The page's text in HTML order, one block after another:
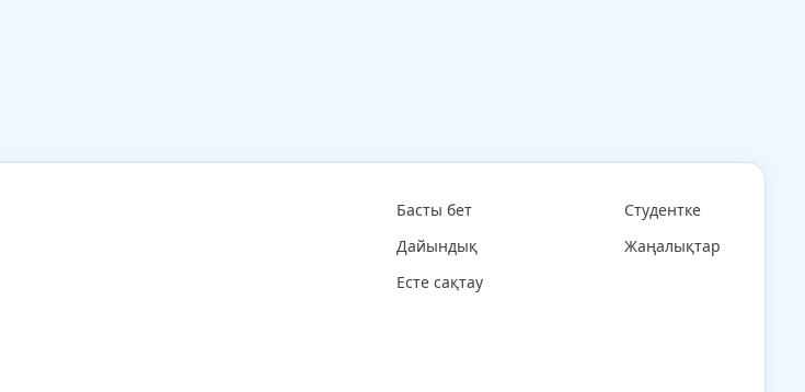
Басты бет
Дайындық
Есте сақтау
Студентке
Жаңалықтар